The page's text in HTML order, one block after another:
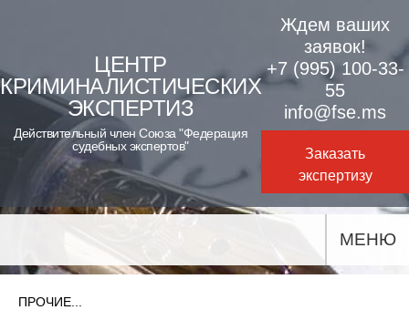
content
ЦЕНТР
КРИМИНАЛИСТИЧЕСКИХ
ЭКСПЕРТИЗ
Действительный член Союза "Федерация
судебных экспертов"
Ждем ваших
заявок!
+7 (995) 100-33-
55
info@fse.ms
Заказать
экспертизу
МЕНЮ
ПРОЧИЕ...